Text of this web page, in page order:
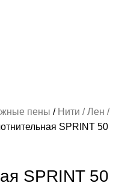
пены
Нити / Лен /
SPRINT 50
SPRINT 50